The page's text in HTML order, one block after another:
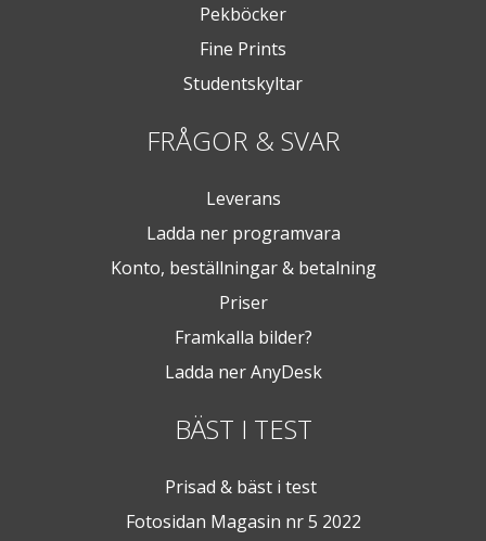
Pekböcker
Fine Prints
Studentskyltar
FRÅGOR & SVAR
Leverans
Ladda ner programvara
Konto, beställningar & betalning
Priser
Framkalla bilder?
Ladda ner AnyDesk
BÄST I TEST
Prisad & bäst i test
Fotosidan Magasin nr 5 2022